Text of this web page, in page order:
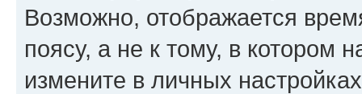
Возможно, отображается
поясу, а не к тому, в котором
измените в личных